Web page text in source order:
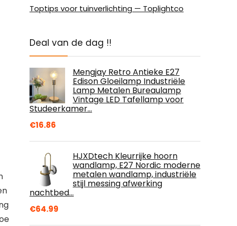
Toptips voor tuinverlichting — Toplightco
Deal van de dag !!
Mengjay Retro Antieke E27
Edison Gloeilamp Industriële
Lamp Metalen Bureaulamp
Vintage LED Tafellamp voor
Studeerkamer…
€16.86
HJXDtech Kleurrijke hoorn
wandlamp, E27 Nordic moderne
metalen wandlamp, industriële
stijl messing afwerking
nachtbed…
€64.99